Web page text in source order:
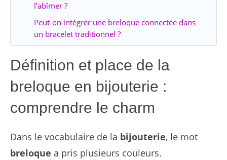
l’abîmer ?
Peut-on intégrer une breloque connectée dans
un bracelet traditionnel ?
Définition et place de la
breloque en bijouterie :
comprendre le charm
Dans le vocabulaire de la bijouterie, le mot
breloque a pris plusieurs couleurs.